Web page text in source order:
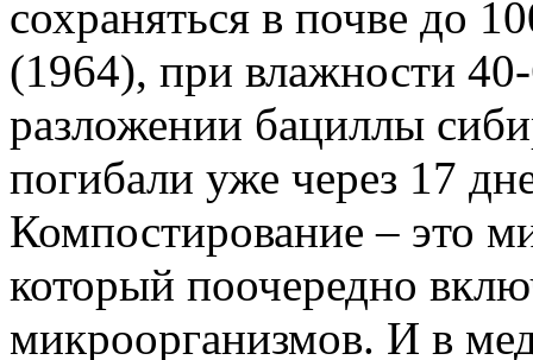
сохраняться в почве до
(1964), при влажности
разложении бациллы
погибали уже через 17
Компостирование – это
который поочередно
микроорганизмов. И в